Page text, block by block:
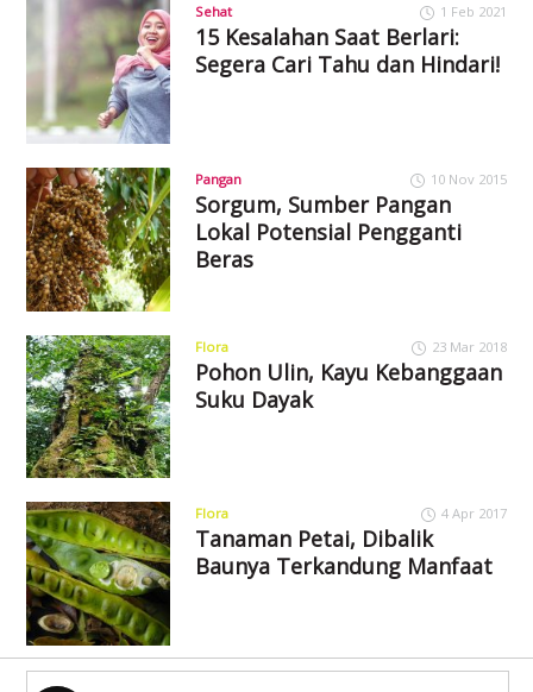
Sehat 1 Feb 2021
15 Kesalahan Saat Berlari:
Segera Cari Tahu dan Hindari!
Pangan 10 Nov 2015
Sorgum, Sumber Pangan
Lokal Potensial Pengganti
Beras
Flora 23 Mar 2018
Pohon Ulin, Kayu Kebanggaan
Suku Dayak
Flora 4 Apr 2017
Tanaman Petai, Dibalik
Baunya Terkandung Manfaat